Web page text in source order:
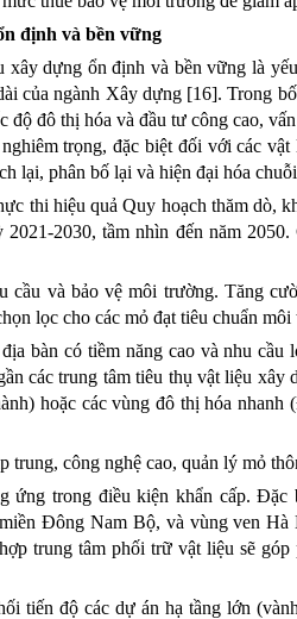
định và bền vững
xây dựng ổn định và bền vững là
của ngành Xây dựng [16]. Trong
độ đô thị hóa và đầu tư công cao,
trọng, đặc biệt đối với các
lại, phân bố lại và hiện đại hóa
thi hiệu quả Quy hoạch thăm dò,
2030, tầm nhìn đến năm 2050.
cầu và bảo vệ môi trường. Tăng
lọc cho các mỏ đạt tiêu chuẩn
bàn có tiềm năng cao và nhu
các trung tâm tiêu thụ vật liệu xây
hoặc các vùng đô thị hóa
trung, công nghệ cao, quản lý mỏ
ứng trong điều kiện khẩn cấp. Đặc
Đông Nam Bộ, và vùng ven Hà
trung tâm phối trữ vật liệu sẽ
tiến độ các dự án hạ tầng lớn